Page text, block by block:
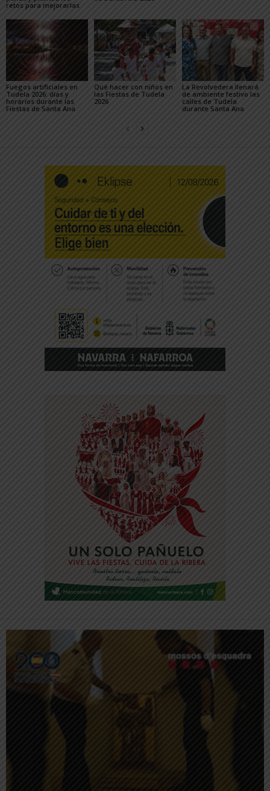
retos para mejorarlas
Fuegos artificiales en
Tudela 2026: días y
horarios durante las
Fiestas de Santa Ana
Qué hacer con niños en
las Fiestas de Tudela
2026
La Revolvedera llenará
de ambiente festivo las
calles de Tudela
durante Santa Ana